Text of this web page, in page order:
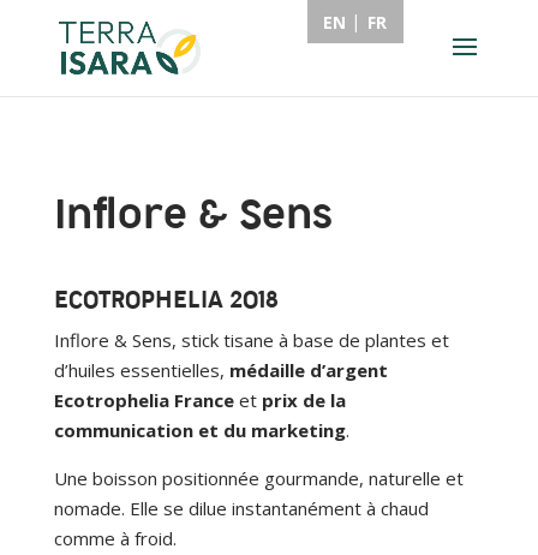
Inflore & Sens
ECOTROPHELIA 2018
Inflore & Sens, stick tisane à base de plantes et
d’huiles essentielles, médaille d’argent
Ecotrophelia Franceet prix de la
communication et du marketing.
Une boisson positionnée gourmande, naturelle et
nomade. Elle se dilue instantanément à chaud
comme à froid.
EN FR